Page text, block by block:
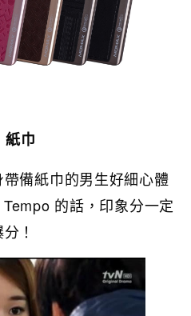
紙巾
備紙巾的男生好細心體
的話，印象分一定
！